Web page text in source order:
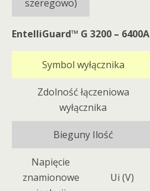
szeregowo)
EntelliGuard™ G 3200 – 6400A
Symbol wyłącznika
Zdolność łączeniowa
wyłącznika
Bieguny Ilość
Napięcie
znamionowe
Ui (V)